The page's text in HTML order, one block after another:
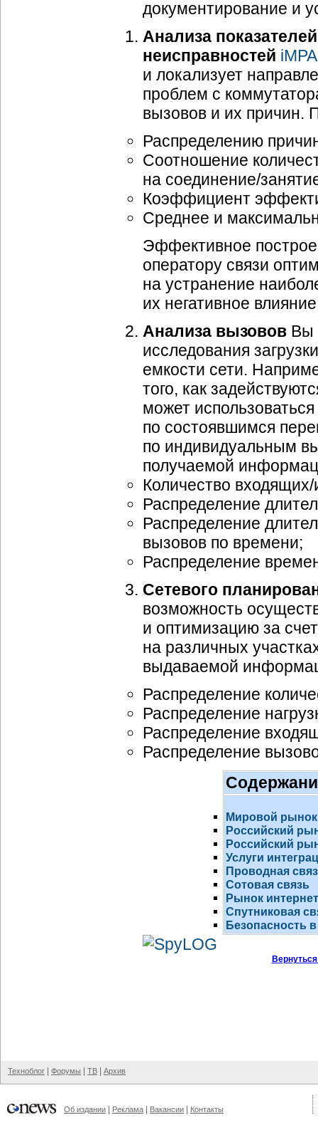
документирование и
Анализа
неисправностей
и локализует
проблем с
вызовов и их причин.
Распределению
Соотношение
на соединение/
Коэффициент
Среднее и
Эффективное
оператору связи
на устранение
их негативное
Анализа вызовов Вы
исследования
емкости сети.
того, как
может
по состоявшимся
по индивидуальным
получаемой
Количество
Распределение
Распределение
вызовов по времени;
Распределение
Сетевого
возможность
и оптимизацию за
на различных
выдаваемой
Распределение
Распределение
Распределение
Распределение
Мировой рынок
Российский
Российский
Услуги
Проводная
Сотовая связь
Рынок
Спутниковая
Безопасность
Техноблог Форумы ТВ Архив
Об издании Реклама Вакансии Контакты